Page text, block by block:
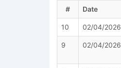
# Date
10 02/04/2026
9 02/04/2026